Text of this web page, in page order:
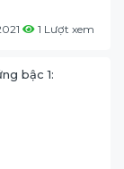
1 Lượt xem
bậc 1: